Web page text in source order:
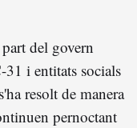
del govern
i entitats socials
resolt de manera
pernoctant